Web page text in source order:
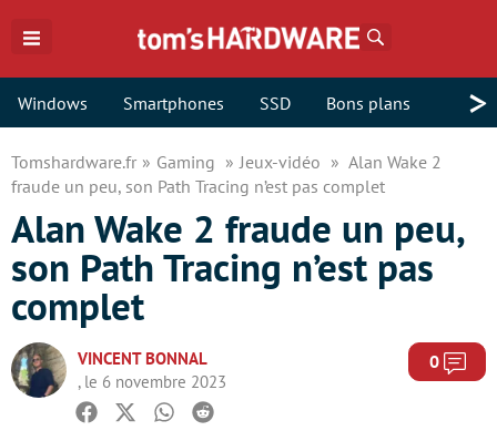
Windows Smartphones SSD Bons plans >
Tomshardware.fr Gaming Jeux-vidéo
Alan Wake 2
fraude un peu, son Path Tracing n’est pas complet
Alan Wake 2 fraude un peu,
son Path Tracing n’est pas
complet
VINCENT BONNAL
, le 6 novembre 2023
0
Facebook
TwitterWhatsapp
Reddit